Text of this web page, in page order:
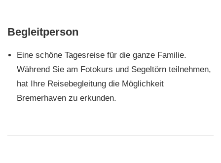
Begleitperson
Eine schöne Tagesreise für die ganze Familie.
Während Sie am Fotokurs und Segeltörn teilnehmen,
hat Ihre Reisebegleitung die Möglichkeit
Bremerhaven zu erkunden.